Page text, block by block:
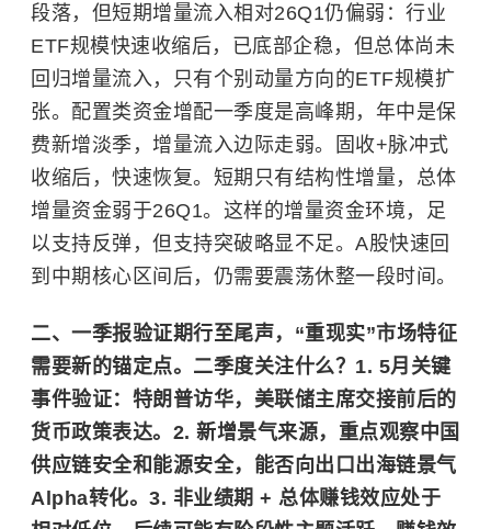
段落，但短期增量流入相对26Q1仍偏弱：行业
ETF规模快速收缩后，已底部企稳，但总体尚未
回归增量流入，只有个别动量方向的ETF规模扩
张。配置类资金增配一季度是高峰期，年中是保
费新增淡季，增量流入边际走弱。固收+脉冲式
收缩后，快速恢复。短期只有结构性增量，总体
增量资金弱于26Q1。这样的增量资金环境，足
以支持反弹，但支持突破略显不足。A股快速回
到中期核心区间后，仍需要震荡休整一段时间。
二、一季报验证期行至尾声，“重现实”市场特征
需要新的锚定点。二季度关注什么？1. 5月关键
事件验证： 特朗普访华，美联储主席交接前后的
货币政策表达。2. 新增景气来源，重点观察中国
供应链安全和能源安全，能否向出口出海链景气
Alpha转化。3. 非业绩期 + 总体赚钱效应处于